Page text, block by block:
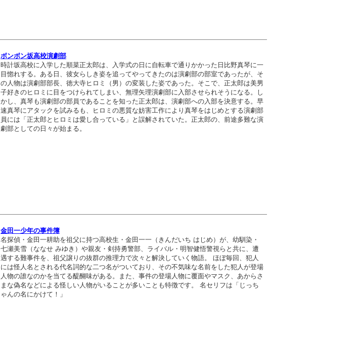
ボンボン坂高校演劇部
時計坂高校に入学した順菜正太郎は、入学式の日に自転車で通りかかった日比野真琴に一
目惚れする。ある日、彼女らしき姿を追ってやってきたのは演劇部の部室であったが、そ
の人物は演劇部部長、徳大寺ヒロミ（男）の変装した姿であった。そこで、正太郎は美男
子好きのヒロミに目をつけられてしまい、無理矢理演劇部に入部させられそうになる。し
かし、真琴も演劇部の部員であることを知った正太郎は、演劇部への入部を決意する。早
速真琴にアタックを試みるも、ヒロミの悪質な妨害工作により真琴をはじめとする演劇部
員には「正太郎とヒロミは愛し合っている」と誤解されていた。正太郎の、前途多難な演
劇部としての日々が始まる。
金田一少年の事件簿
名探偵・金田一耕助を祖父に持つ高校生・金田一一（きんだいち はじめ）が、幼馴染・
七瀬美雪（ななせ みゆき）や親友・剣持勇警部、ライバル・明智健悟警視らと共に、遭
遇する難事件を、祖父譲りの抜群の推理力で次々と解決していく物語。 ほぼ毎回、犯人
には怪人名とされる代名詞的な二つ名がついており、その不気味な名前をした犯人が登場
人物の誰なのかを当てる醍醐味がある。また、事件の登場人物に覆面やマスク、あからさ
まな偽名などによる怪しい人物がいることが多いことも特徴です。 名セリフは「じっち
ゃんの名にかけて！」